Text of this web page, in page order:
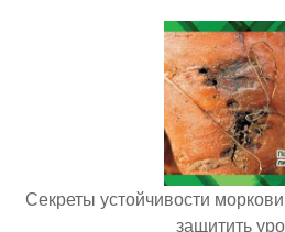
Секреты устойчивости
защитить